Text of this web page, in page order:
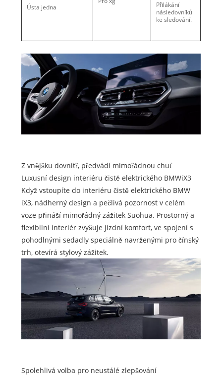
Ústa jedna
Přilákání
následovníků
ke sledování.
Z vnějšku dovnitř, předvádí mimořádnou chuť
Luxusní design interiéru čistě elektrického BMWiX3
Když vstoupíte do interiéru čistě elektrického BMW
iX3, nádherný design a pečlivá pozornost v celém
voze přináší mimořádný zážitek Suohua. Prostorný a
flexibilní interiér zvyšuje jízdní komfort, ve spojení s
pohodlnými sedadly speciálně navrženými pro čínský
trh, otevírá stylový zážitek.
Spolehlivá volba pro neustálé zlepšování